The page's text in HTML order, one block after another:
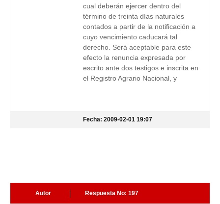
cual deberán ejercer dentro del
término de treinta días naturales
contados a partir de la notificación a
cuyo vencimiento caducará tal
derecho. Será aceptable para este
efecto la renuncia expresada por
escrito ante dos testigos e inscrita en
el Registro Agrario Nacional, y
Fecha: 2009-02-01 19:07
Autor Respuesta No: 197